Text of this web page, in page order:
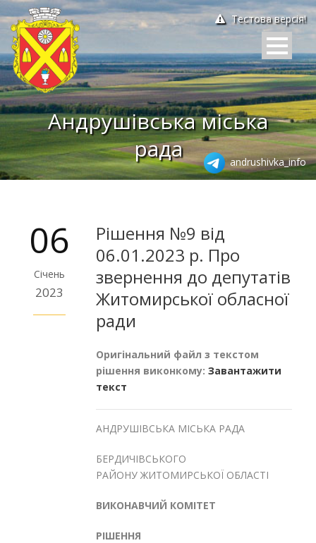
Тестова версія!
Андрушівська міська
рада
andrushivka_info
06
Січень
2023
Рішення №9 від
06.01.2023 р. Про
звернення до депутатів
Житомирської обласної
ради
Оригінальний файл з текстом
рішення виконкому: Завантажити
текст
АНДРУШІВСЬКА МІСЬКА РАДА
БЕРДИЧІВСЬКОГО
РАЙОНУ ЖИТОМИРСЬКОЇ ОБЛАСТІ
ВИКОНАВЧИЙ КОМІТЕТ
РІШЕННЯ